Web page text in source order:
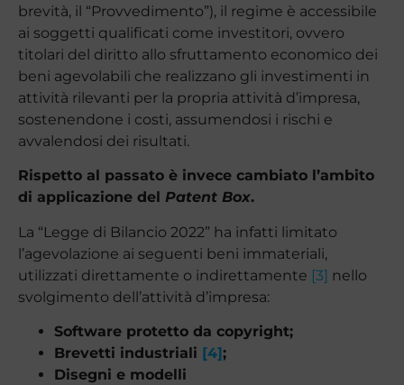
brevità, il “Provvedimento”), il regime è accessibile
ai soggetti qualificati come investitori, ovvero
titolari del diritto allo sfruttamento economico dei
beni agevolabili che realizzano gli investimenti in
attività rilevanti per la propria attività d’impresa,
sostenendone i costi, assumendosi i rischi e
avvalendosi dei risultati.
Rispetto al passato è invece cambiato l’ambito
di applicazione del Patent Box.
La “Legge di Bilancio 2022” ha infatti limitato
l’agevolazione ai seguenti beni immateriali,
utilizzati direttamente o indirettamente [3] nello
svolgimento dell’attività d’impresa:
Software protetto da copyright;
Brevetti industriali [4];
Disegni e modelli